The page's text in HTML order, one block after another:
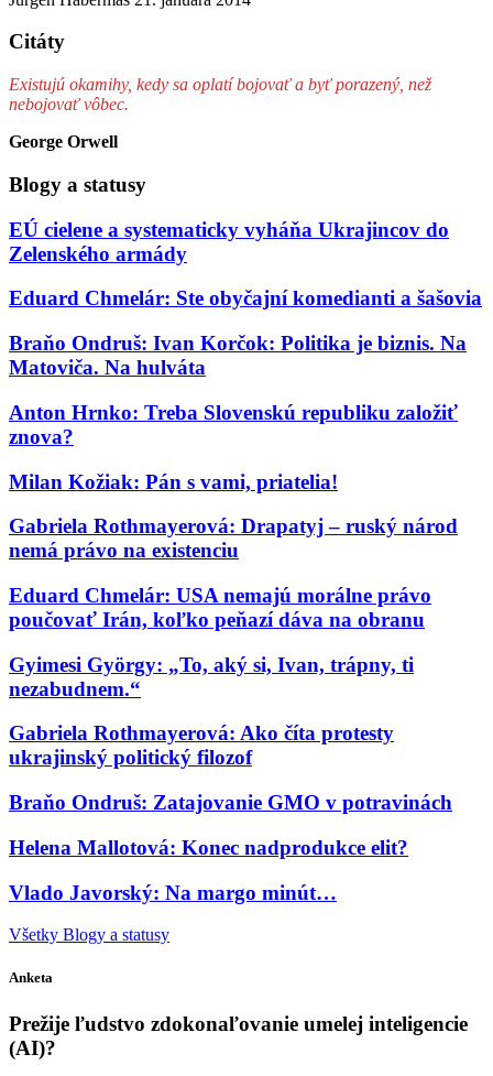
Citáty
Existujú okamihy, kedy sa oplatí bojovať a byť porazený, než
nebojovať vôbec.
George Orwell
Blogy a statusy
EÚ cielene a systematicky vyháňa Ukrajincov do
Zelenského armády
Eduard Chmelár: Ste obyčajní komedianti a šašovia
Braňo Ondruš: Ivan Korčok: Politika je biznis. Na
Matoviča. Na hulváta
Anton Hrnko: Treba Slovenskú republiku založiť
znova?
Milan Kožiak: Pán s vami, priatelia!
Gabriela Rothmayerová: Drapatyj – ruský národ
nemá právo na existenciu
Eduard Chmelár: USA nemajú morálne právo
poučovať Irán, koľko peňazí dáva na obranu
Gyimesi György: „To, aký si, Ivan, trápny, ti
nezabudnem.“
Gabriela Rothmayerová: Ako číta protesty
ukrajinský politický filozof
Braňo Ondruš: Zatajovanie GMO v potravinách
Helena Mallotová: Konec nadprodukce elit?
Vlado Javorský: Na margo minút…
Všetky Blogy a statusy
Anketa
Prežije ľudstvo zdokonaľovanie umelej inteligencie
(AI)?